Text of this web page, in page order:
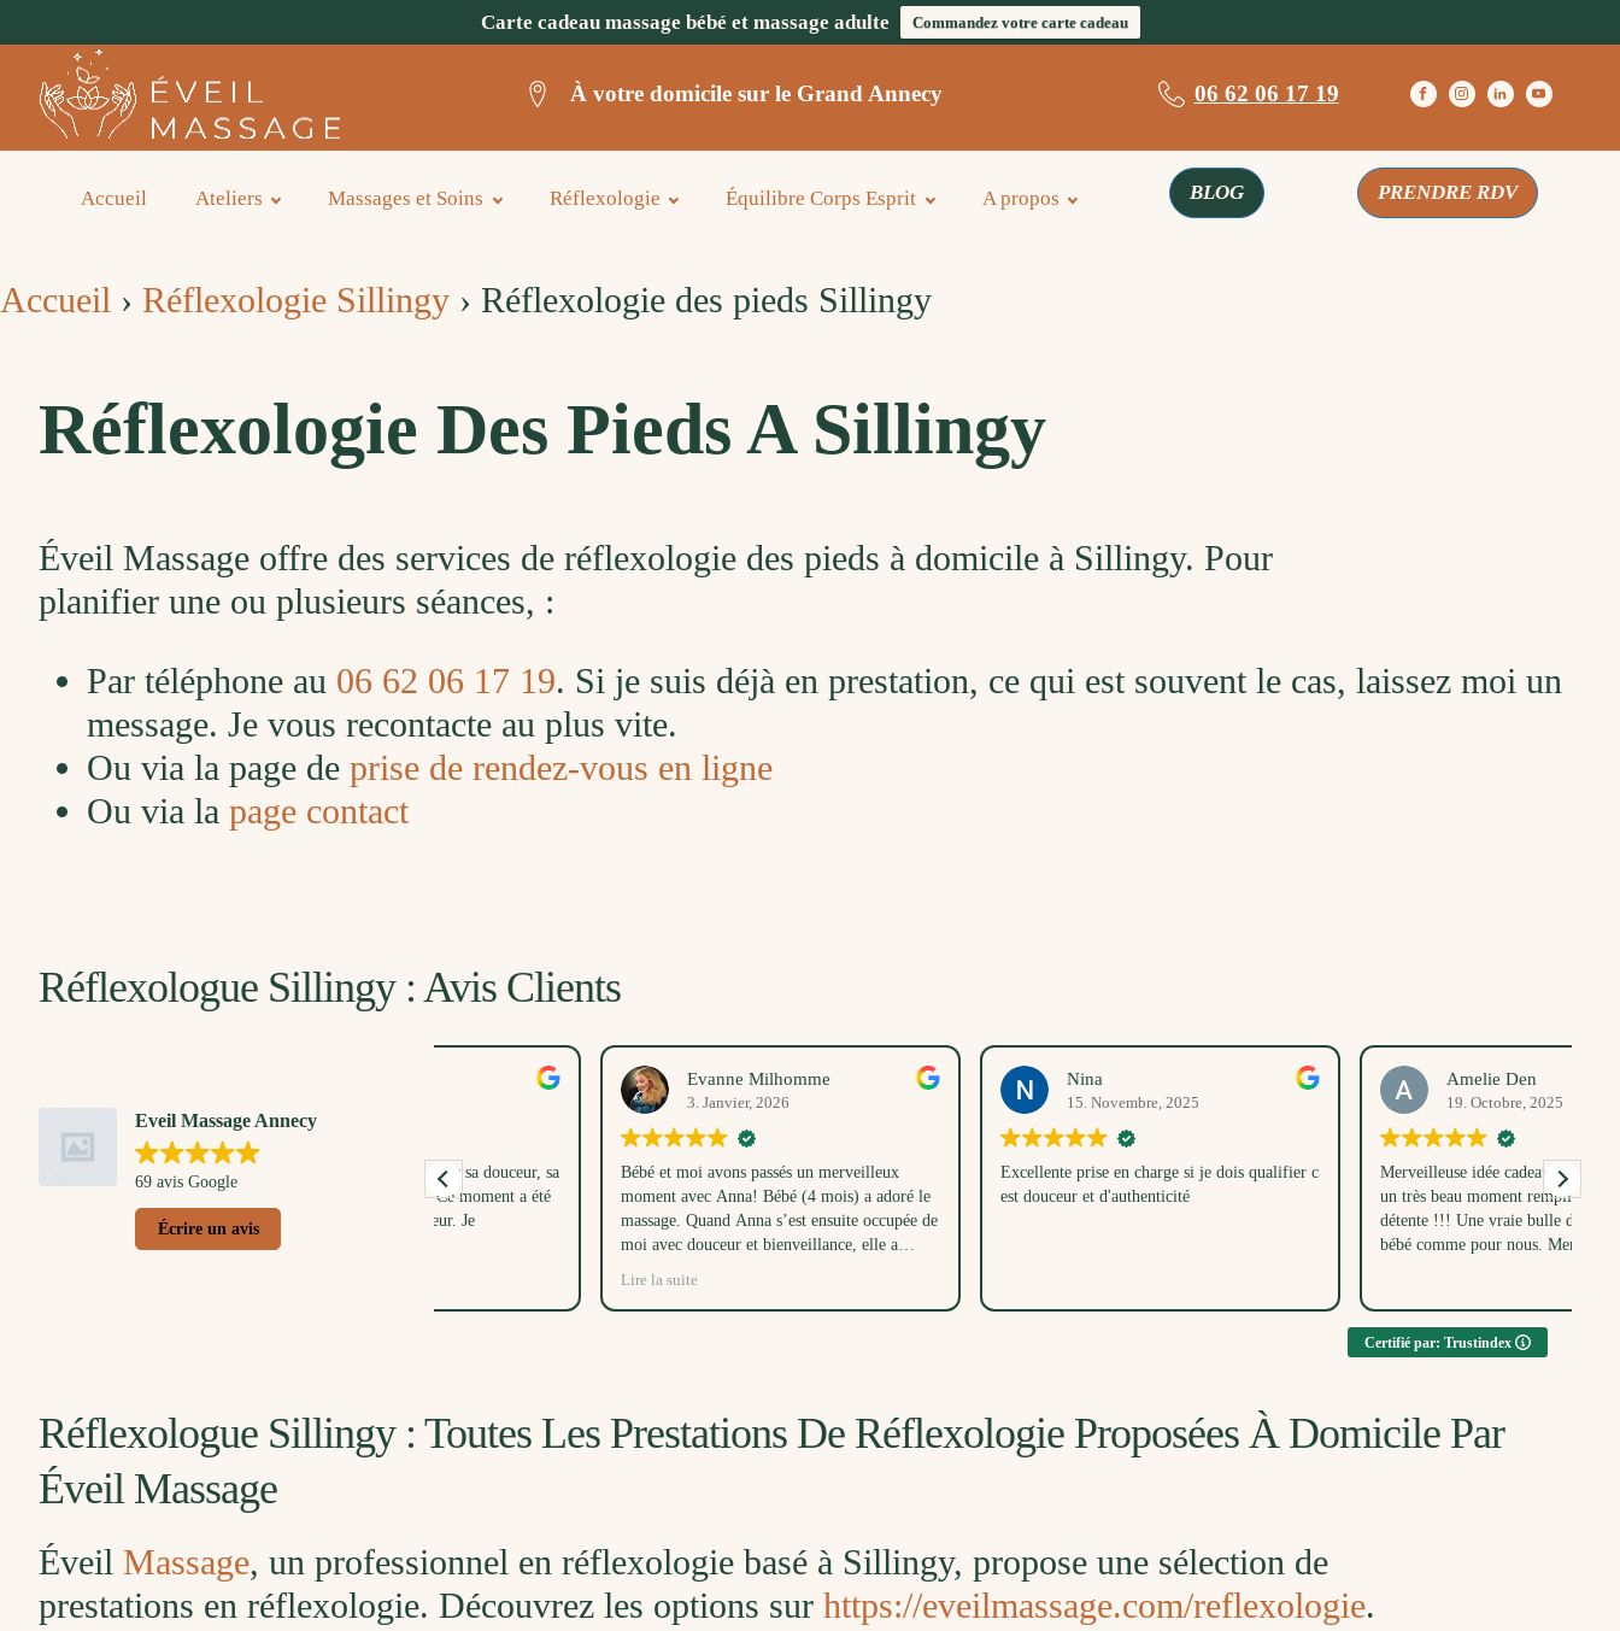
Carte cadeau massage bébé et massage adulte Commandez votre carte cadeau
À votre domicile sur le Grand Annecy 06 62 06 17 19
Accueil Ateliers Massages et Soins Réflexologie Équilibre Corps Esprit A propos BLOG PRENDRE RDV
Accueil › Réflexologie Sillingy › Réflexologie des pieds Sillingy
Réflexologie Des Pieds A Sillingy
Éveil Massage offre des services de réflexologie des pieds à domicile à Sillingy. Pour
planifier une ou plusieurs séances, :
Par téléphone au 06 62 06 17 19. Si je suis déjà en prestation, ce qui est souvent le cas, laissez moi un
message. Je vous recontacte au plus vite.
Ou via la page de prise de rendez-vous en ligne
Ou via la page contact
Réflexologue Sillingy : Avis Clients
Eveil Massage Annecy
69 avis Google
Écrire un avis
Un immense merci à Anna pour sa douceur, sa
bienveillance et sa patience. Ce moment a été
un véritable instant de bonheur. Je
recommande à 1000 % !
Evanne Milhomme
3. Janvier, 2026
Bébé et moi avons passés un merveilleux
moment avec Anna! Bébé (4 mois) a adoré le
massage. Quand Anna s’est ensuite occupée de
moi avec douceur et bienveillance, elle a
les trois étaient un très beau cadeau, merci
Nina
15. Novembre, 2025
Excellente prise en charge si je dois qualifier c
est douceur et d'authenticité
Amelie Den
19. Octobre, 2025
Merveilleuse idée cadeau, nous avons partagé
un très beau moment rempli de douceur et de
détente !!! Une vraie bulle de bien-être pour
bébé comme pour nous. Merci Anna ✨
Certifié par: Trustindex
Réflexologue Sillingy : Toutes Les Prestations De Réflexologie Proposées À Domicile Par
Éveil Massage
Éveil Massage, un professionnel en réflexologie basé à Sillingy, propose une sélection de
prestations en réflexologie. Découvrez les options sur https://eveilmassage.com/reflexologie.